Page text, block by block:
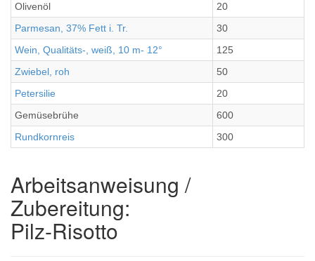
Olivenöl
20
Parmesan, 37% Fett i. Tr.
30
Wein, Qualitäts-, weiß, 10 m- 12°
125
Zwiebel, roh
50
Petersilie
20
Gemüsebrühe
600
Rundkornreis
300
Arbeitsanweisung /
Zubereitung:
Pilz-Risotto